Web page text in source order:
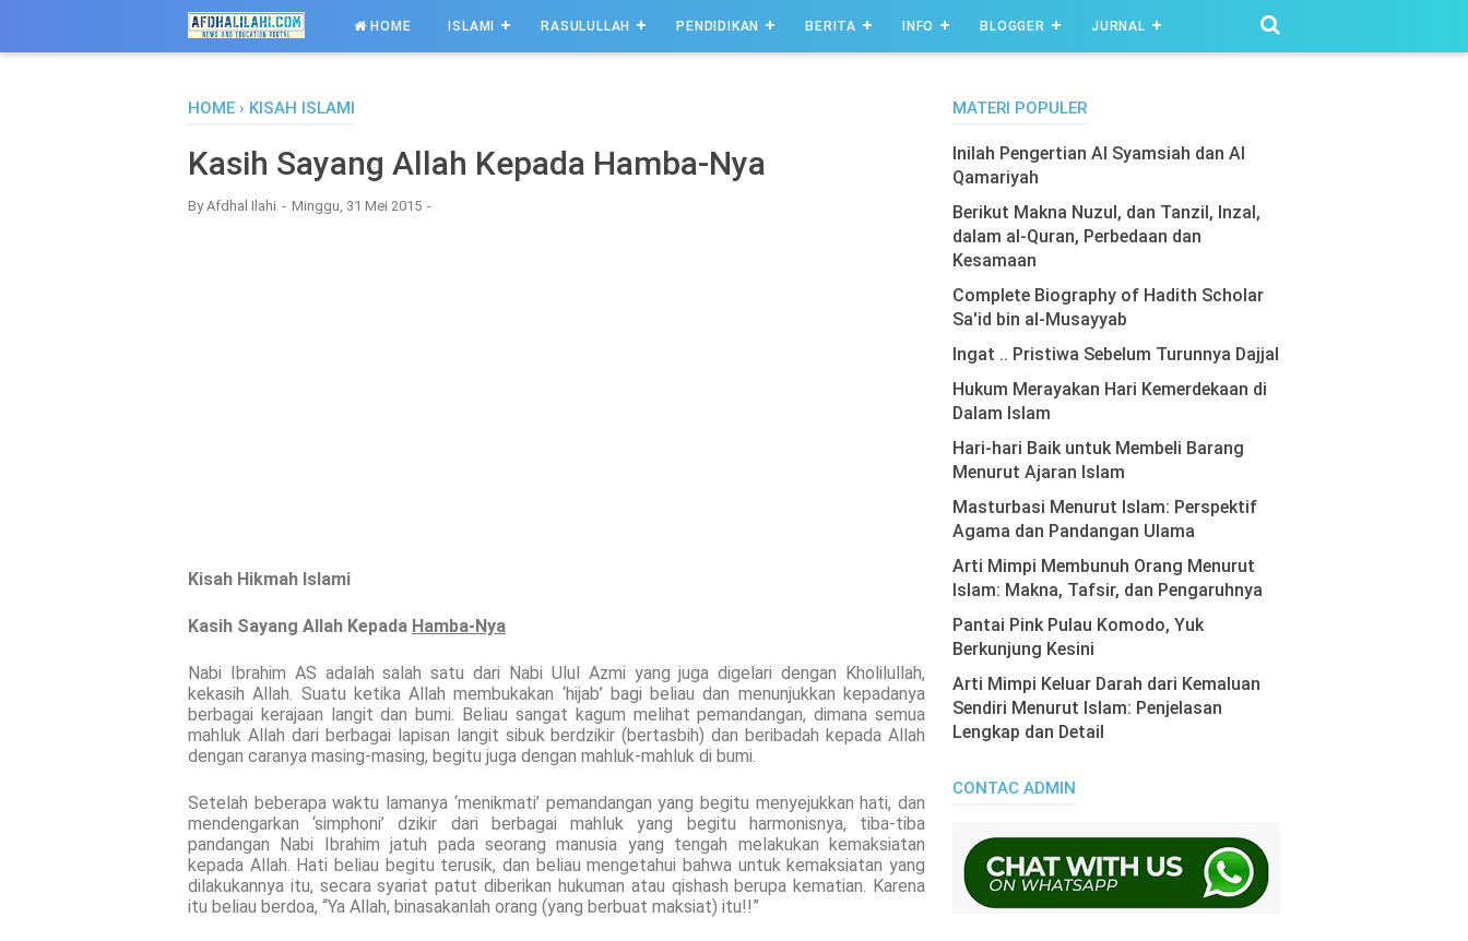
HOME ISLAMI RASULULLAH PENDIDIKAN BERITA INFO BLOGGER JURNAL
HOME › KISAH ISLAMI
Kasih Sayang Allah Kepada Hamba-Nya
ByAfdhal Ilahi Minggu, 31 Mei 2015
Kisah Hikmah Islami
Kasih Sayang Allah Kepada Hamba-Nya
Nabi Ibrahim AS adalah salah satu dari Nabi Ulul Azmi yang juga digelari dengan Kholilullah,
kekasih Allah. Suatu ketika Allah membukakan ‘hijab’ bagi beliau dan menunjukkan kepadanya
berbagai kerajaan langit dan bumi. Beliau sangat kagum melihat pemandangan, dimana semua
mahluk Allah dari berbagai lapisan langit sibuk berdzikir (bertasbih) dan beribadah kepada Allah
dengan caranya masing-masing, begitu juga dengan mahluk-mahluk di bumi.
Setelah beberapa waktu lamanya ‘menikmati’ pemandangan yang begitu menyejukkan hati, dan
mendengarkan ‘simphoni’ dzikir dari berbagai mahluk yang begitu harmonisnya, tiba-tiba
pandangan Nabi Ibrahim jatuh pada seorang manusia yang tengah melakukan kemaksiatan
kepada Allah. Hati beliau begitu terusik, dan beliau mengetahui bahwa untuk kemaksiatan yang
dilakukannya itu, secara syariat patut diberikan hukuman atau qishash berupa kematian. Karena
itu beliau berdoa, “Ya Allah, binasakanlah orang (yang berbuat maksiat) itu!!”
MATERI POPULER
Inilah Pengertian Al Syamsiah dan Al
Qamariyah
Berikut Makna Nuzul, dan Tanzil, Inzal,
dalam al-Quran, Perbedaan dan
Kesamaan
Complete Biography of Hadith Scholar
Sa'id bin al-Musayyab
Ingat .. Pristiwa Sebelum Turunnya Dajjal
Hukum Merayakan Hari Kemerdekaan di
Dalam Islam
Hari-hari Baik untuk Membeli Barang
Menurut Ajaran Islam
Masturbasi Menurut Islam: Perspektif
Agama dan Pandangan Ulama
Arti Mimpi Membunuh Orang Menurut
Islam: Makna, Tafsir, dan Pengaruhnya
Pantai Pink Pulau Komodo, Yuk
Berkunjung Kesini
Arti Mimpi Keluar Darah dari Kemaluan
Sendiri Menurut Islam: Penjelasan
Lengkap dan Detail
CONTAC ADMIN